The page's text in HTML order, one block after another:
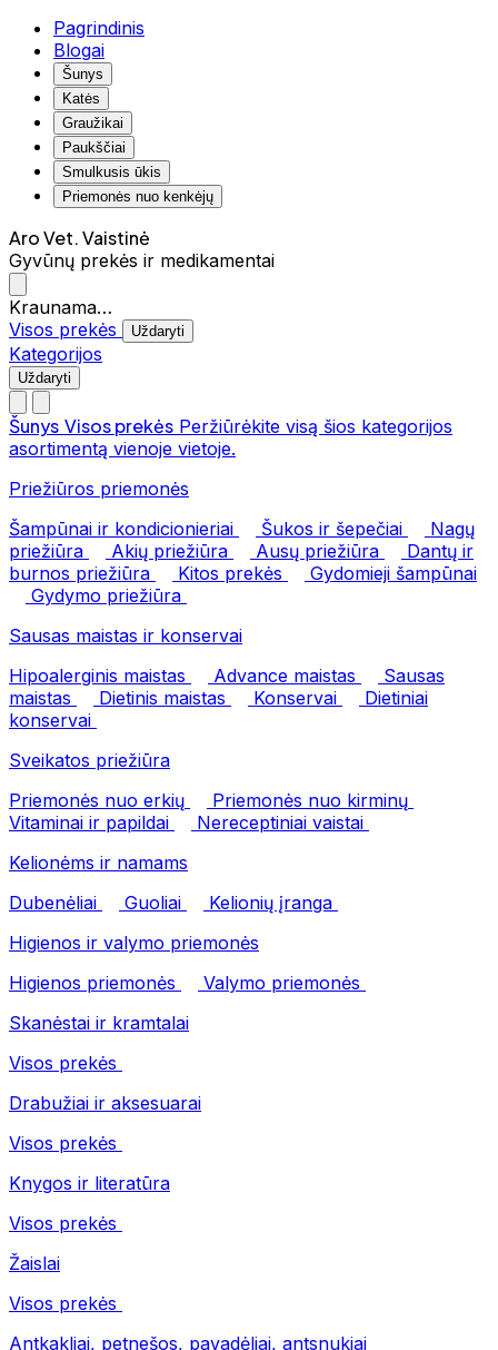
Pagrindinis
Blogai
Šunys
Katės
Graužikai
Paukščiai
Smulkusis ūkis
Priemonės nuo kenkėjų
Aro Vet. Vaistinė
Gyvūnų prekės ir medikamentai
Kraunama…
Visos prekės
Uždaryti
Kategorijos
Uždaryti
Šunys Visos prekės Peržiūrėkite visą šios kategorijos
asortimentą vienoje vietoje.
Priežiūros priemonės
Šampūnai ir kondicionieriai
Šukos ir šepečiai
Nagų
priežiūra
Akių priežiūra Ausų priežiūra
Dantų ir
burnos priežiūra
Kitos prekės
Gydomieji šampūnai
Gydymo priežiūra
Sausas maistas ir konservai
Hipoalerginis maistas
Advance maistas
Sausas
maistas
Dietinis maistas Konservai
Dietiniai
konservai
Sveikatos priežiūra
Priemonės nuo erkių
Priemonės nuo kirminų
Vitaminai ir papildai
Nereceptiniai vaistai
Kelionėms ir namams
Dubenėliai
Guoliai
Kelionių įranga
Higienos ir valymo priemonės
Higienos priemonės
Valymo priemonės
Skanėstai ir kramtalai
Visos prekės
Drabužiai ir aksesuarai
Visos prekės
Knygos ir literatūra
Visos prekės
Žaislai
Visos prekės
Antkakliai, petnešos, pavadėliai, antsnukiai